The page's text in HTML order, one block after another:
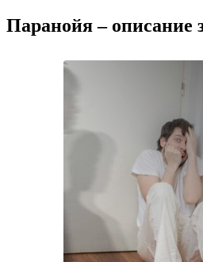
Паранойя – описание